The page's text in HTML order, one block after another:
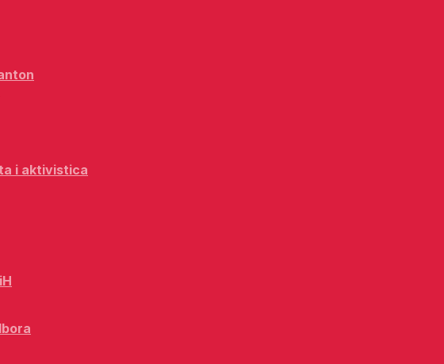
i aktivistica